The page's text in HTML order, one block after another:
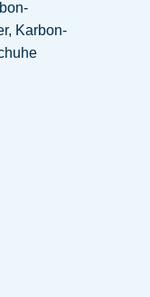
Karbon-